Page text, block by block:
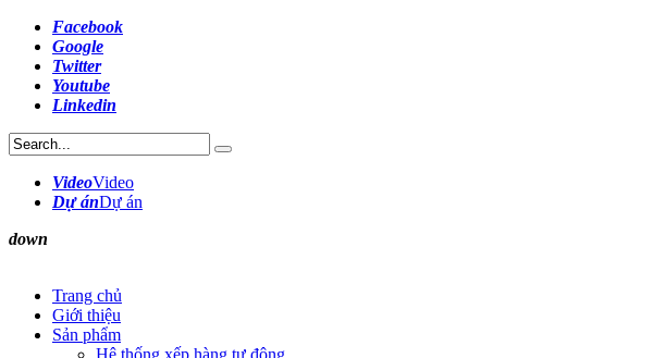
Facebook
Google
Twitter
Youtube
Linkedin
VideoVideo
Dự ánDự án
down
Trang chủ
Giới thiệu
Sản phẩm
Hệ thống xếp hàng tự động